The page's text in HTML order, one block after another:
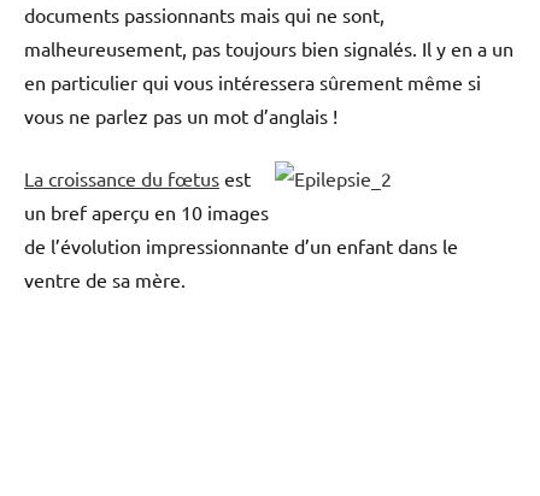
documents passionnants mais qui ne sont,
malheureusement, pas toujours bien signalés. Il y en a un
en particulier qui vous intéressera sûrement même si
vous ne parlez pas un mot d’anglais !
La croissance du fœtus est
un bref aperçu en 10 images
de l’évolution impressionnante d’un enfant dans le
ventre de sa mère.